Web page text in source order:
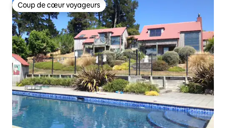
Coup de cœur voyageurs
Coup de cœur voyageurs